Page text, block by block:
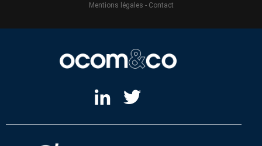
Mentions légales - Contact